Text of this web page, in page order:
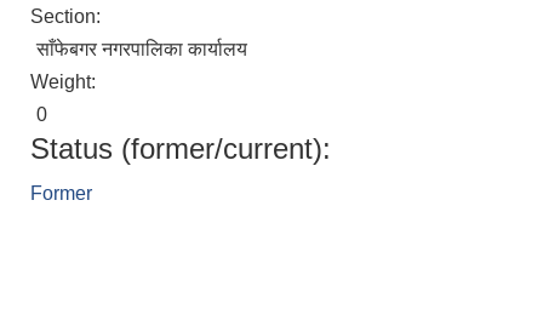
Section:
साँफेबगर नगरपालिका कार्यालय
Weight:
0
Status (former/current):
Former